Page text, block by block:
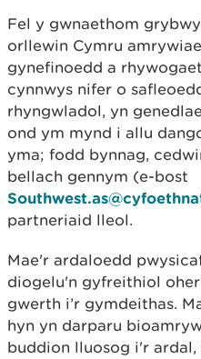
Fel y gwnaethom
orllewin Cymru
gynefinoedd a
cynnwys nifer o
rhyngwladol, yn
ond ym mynd i allu
yma; fodd bynnag,
bellach gennym (e-bost
partneriaid lleol.
Mae'r ardaloedd
diogelu'n gyfreithiol
gwerth i’r gymdeithas.
hyn yn darparu
buddion lluosog i'r